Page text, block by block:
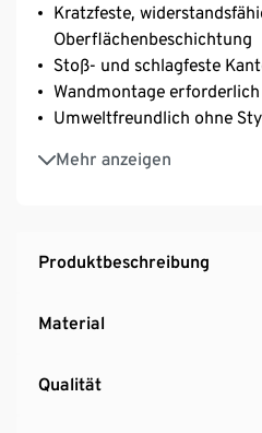
Kratzfeste,
Oberflächenbeschichtung
Stoß- und schlagfeste
Wandmontage erforderlich
Umweltfreundlich ohne
Mehr anzeigen
MADE IN GERMANY
Produktbeschreibung
Material
Qualität